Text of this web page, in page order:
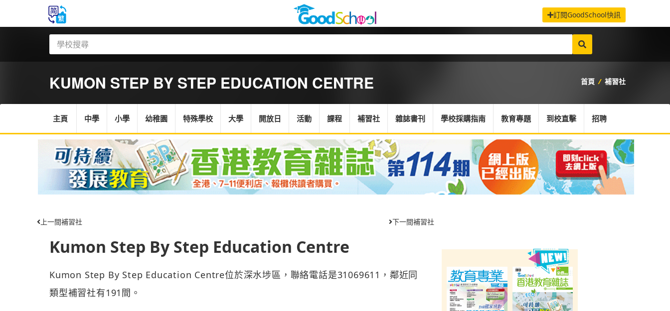
訂閱GoodSchool快訊
KUMON STEP BY STEP EDUCATION CENTRE 首頁 / 補習社
主頁 中學 小學 幼稚園 特殊學校 大學 開放日 活動 課程 補習社 雜誌書刊 學校採購指南 教育專題 到校直擊 招聘
上一間補習社 下一間補習社
Kumon Step By Step Education Centre
Kumon Step By Step Education Centre位於深水埗區，聯絡電話是31069611，鄰近同
類型補習社有191間。